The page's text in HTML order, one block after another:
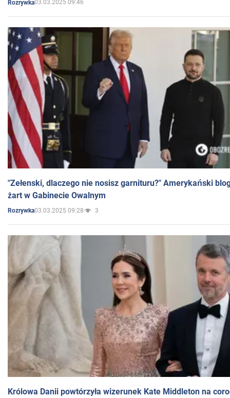
Rozrywka03.03.2025 09:46
"Zełenski, dlaczego nie nosisz garnituru?" Amerykański
żart w Gabinecie Owalnym
Rozrywka03.03.2025 09:28 3
Królowa Danii powtórzyła wizerunek Kate Middleton na